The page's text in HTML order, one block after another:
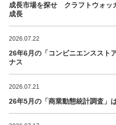
成長市場を探せ クラフトウォ
成長
2026.07.22
26年6月の「コンビニエンススト
ナス
2026.07.21
26年5月の「商業動態統計調査」